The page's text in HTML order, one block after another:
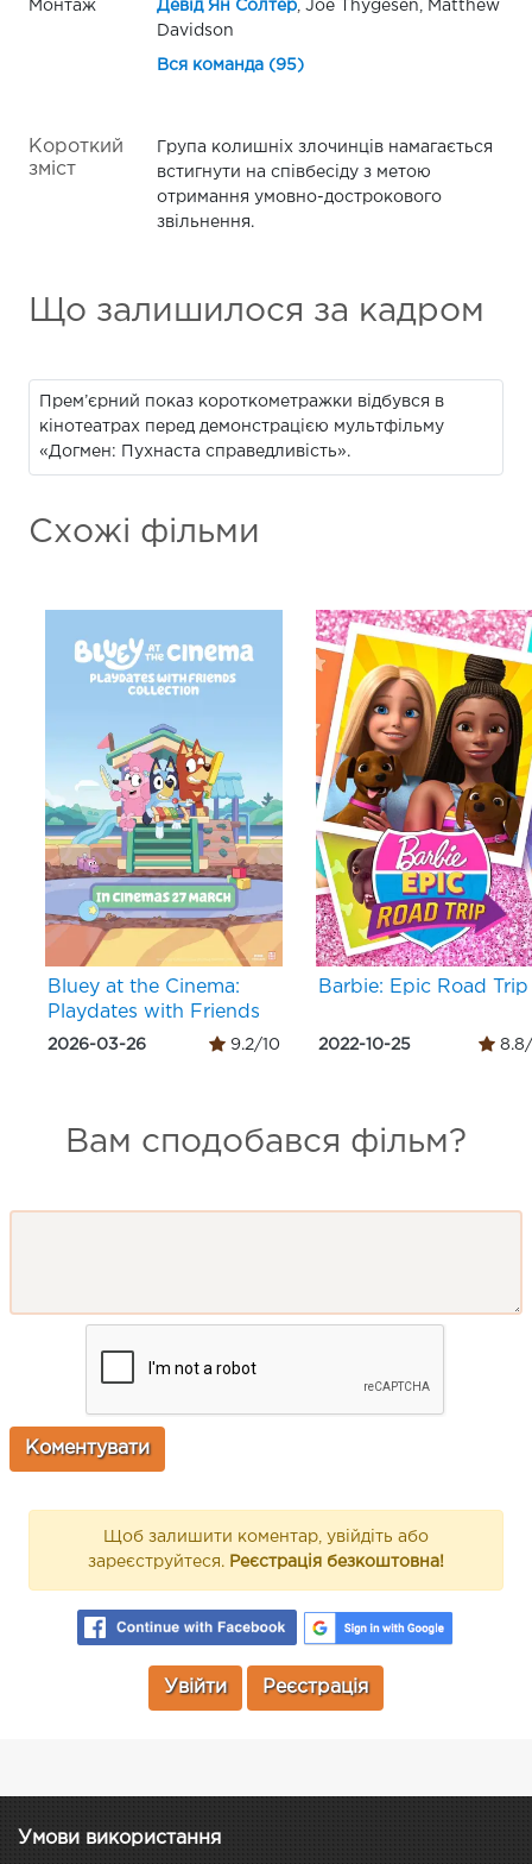
Монтаж Девід Ян Солтер, Joe Thygesen, Matthew
Davidson
Вся команда (95)
Короткий
зміст
Група колишніх злочинців намагається
встигнути на співбесіду з метою
отримання умовно-дострокового
звільнення.
Що залишилося за кадром
Прем’єрний показ короткометражки відбувся в
кінотеатрах перед демонстрацією мультфільму
«Догмен: Пухнаста справедливість».
Схожі фільми
Bluey at the Cinema:
Playdates with Friends
2026-03-26 9.2/10
Barbie: Epic Road Trip
2022-10-25 8.8/
Вам сподобався фільм?
Щоб залишити коментар, увійдіть або
зареєструйтеся. Реєстрація безкоштовна!
Увійти Реєстрація
Умови використання